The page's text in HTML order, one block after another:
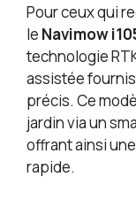
Pour ceux qui
le Navimow
technologie
assistée
précis. Ce
jardin via un
offrant ainsi
rapide.